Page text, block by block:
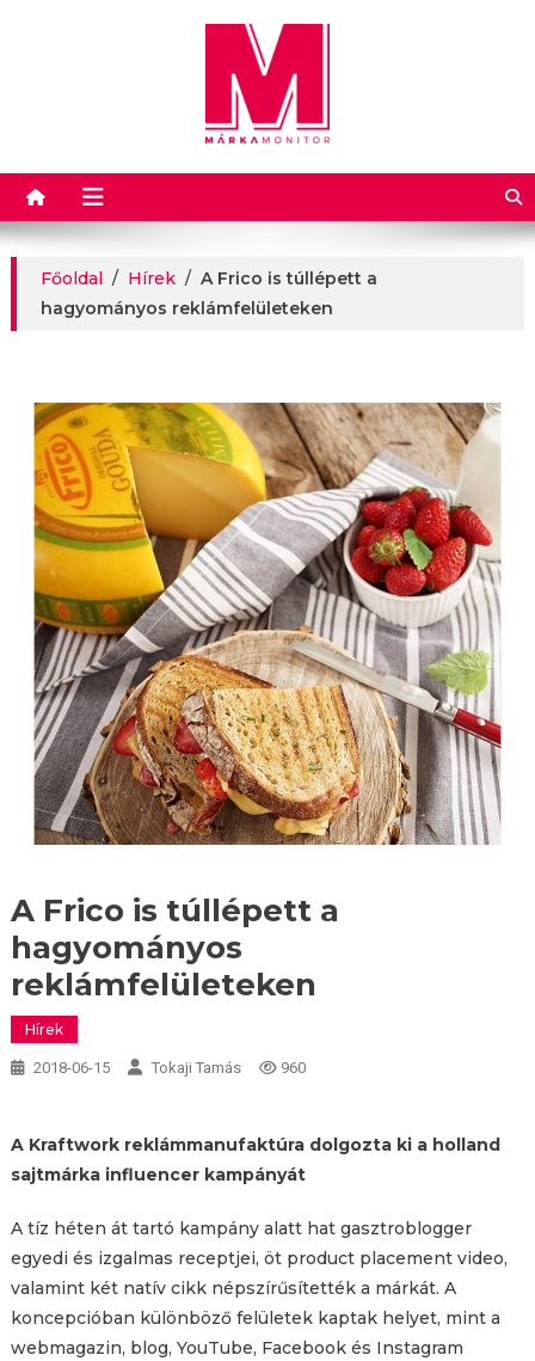
Márkamonitor
Főoldal / Hírek / A Frico is túllépett a
hagyományos reklámfelületeken
A Frico is túllépett a
hagyományos
reklámfelületeken
Hírek
2018-06-15 Tokaji Tamás 960
A Kraftwork reklámmanufaktúra dolgozta ki a holland
sajtmárka influencer kampányát
A tíz héten át tartó kampány alatt hat gasztroblogger
egyedi és izgalmas receptjei, öt product placement video,
valamint két natív cikk népszírűsítették a márkát. A
koncepcióban különböző felületek kaptak helyet, mint a
webmagazin, blog, YouTube, Facebook és Instagram